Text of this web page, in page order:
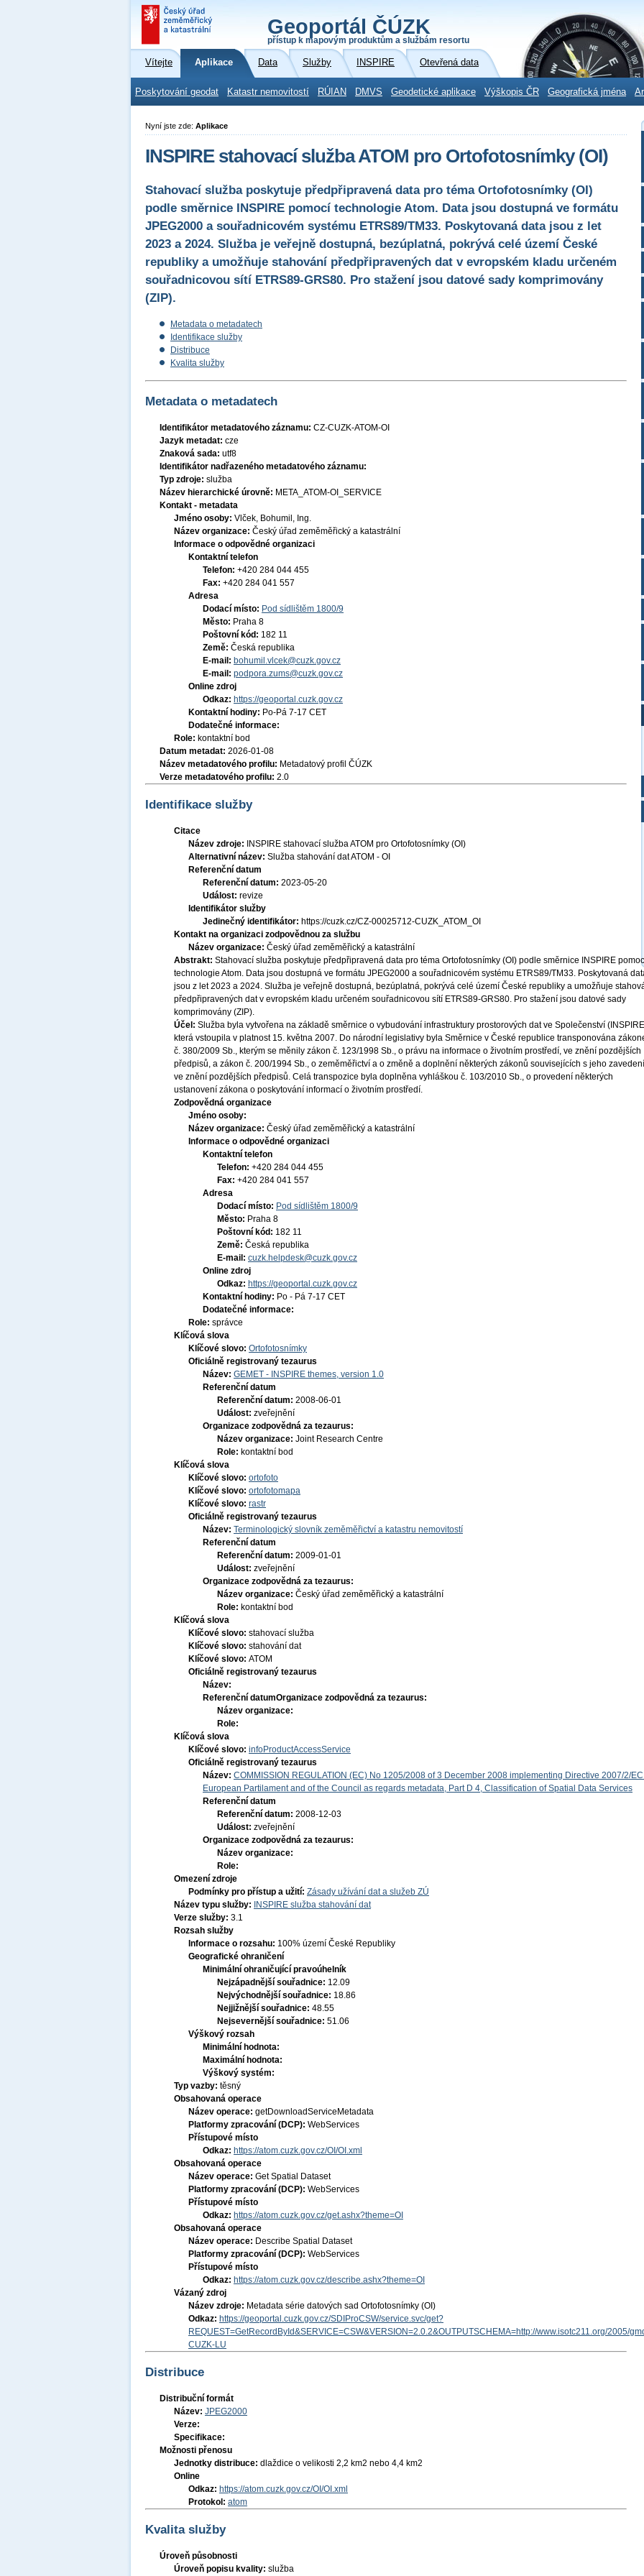
Geoportál ČÚZK
přístup k mapovým produktům a službám resortu
Vítejte Aplikace Data Služby INSPIRE Otevřená data
Poskytování geodat Katastr nemovitostí RÚIAN DMVS Geodetické aplikace Výškopis ČR Geografická jména
Nyní jste zde: Aplikace
INSPIRE stahovací služba ATOM pro Ortofotosnímky (OI)
Stahovací služba poskytuje předpřipravená data pro téma Ortofotosnímky (OI)
podle směrnice INSPIRE pomocí technologie Atom. Data jsou dostupná ve formátu
JPEG2000 a souřadnicovém systému ETRS89/TM33. Poskytovaná data jsou z let
2023 a 2024. Služba je veřejně dostupná, bezúplatná, pokrývá celé území České
republiky a umožňuje stahování předpřipravených dat v evropském kladu určeném
souřadnicovou sítí ETRS89-GRS80. Pro stažení jsou datové sady komprimovány
(ZIP).
Metadata o metadatech
Identifikace služby
Distribuce
Kvalita služby
Metadata o metadatech
Identifikátor metadatového záznamu: CZ-CUZK-ATOM-OI
Jazyk metadat: cze
Znaková sada: utf8
Identifikátor nadřazeného metadatového záznamu:
Typ zdroje: služba
Název hierarchické úrovně: META_ATOM-OI_SERVICE
Kontakt - metadata
Jméno osoby: Vlček, Bohumil, Ing.
Název organizace: Český úřad zeměměřický a katastrální
Informace o odpovědné organizaci
Kontaktní telefon
Telefon: +420 284 044 455
Fax: +420 284 041 557
Adresa
Dodací místo: Pod sídlištěm 1800/9
Město: Praha 8
Poštovní kód: 182 11
Země: Česká republika
E-mail: bohumil.vlcek@cuzk.gov.cz
E-mail: podpora.zums@cuzk.gov.cz
Online zdroj
Odkaz: https://geoportal.cuzk.gov.cz
Kontaktní hodiny: Po-Pá 7-17 CET
Dodatečné informace:
Role: kontaktní bod
Datum metadat: 2026-01-08
Název metadatového profilu: Metadatový profil ČÚZK
Verze metadatového profilu: 2.0
Identifikace služby
Citace
Název zdroje:
INSPIRE stahovací služba ATOM pro Ortofotosnímky (OI)
Alternativní název: Služba stahování dat ATOM - OI
Referenční datum
Referenční datum: 2023-05-20
Událost: revize
Identifikátor služby
Jedinečný identifikátor: https://cuzk.cz/CZ-00025712-CUZK_ATOM_OI
Kontakt na organizaci zodpovědnou za službu
Název organizace: Český úřad zeměměřický a katastrální
Abstrakt: Stahovací služba poskytuje předpřipravená data pro téma Ortofotosnímky (OI) podle směrnice INSPIRE
technologie Atom. Data jsou dostupná ve formátu JPEG2000 a souřadnicovém systému ETRS89/TM33. Poskytovaná
jsou z let 2023 a 2024. Služba je veřejně dostupná, bezúplatná, pokrývá celé území České republiky a umožňuje
předpřipravených dat v evropském kladu určeném souřadnicovou sítí ETRS89-GRS80. Pro stažení jsou datové sady
komprimovány (ZIP).
Účel: Služba byla vytvořena na základě směrnice o vybudování infrastruktury prostorových dat ve Společenství
která vstoupila v platnost 15. května 2007. Do národní legislativy byla Směrnice v České republice transponována
č. 380/2009 Sb., kterým se měnily zákon č. 123/1998 Sb., o právu na informace o životním prostředí, ve znění pozdějších
předpisů, a zákon č. 200/1994 Sb., o zeměměřictví a o změně a doplnění některých zákonů souvisejících s jeho
ve znění pozdějších předpisů. Celá transpozice byla doplněna vyhláškou č. 103/2010 Sb., o provedení některých
ustanovení zákona o poskytování informací o životním prostředí.
Zodpovědná organizace
Jméno osoby:
Název organizace: Český úřad zeměměřický a katastrální
Informace o odpovědné organizaci
Kontaktní telefon
Telefon: +420 284 044 455
Fax: +420 284 041 557
Adresa
Dodací místo: Pod sídlištěm 1800/9
Město: Praha 8
Poštovní kód: 182 11
Země: Česká republika
E-mail: cuzk.helpdesk@cuzk.gov.cz
Online zdroj
Odkaz: https://geoportal.cuzk.gov.cz
Kontaktní hodiny: Po - Pá 7-17 CET
Dodatečné informace:
Role: správce
Klíčová slova
Klíčové slovo: Ortofotosnímky
Oficiálně registrovaný tezaurus
Název: GEMET - INSPIRE themes, version 1.0
Referenční datum
Referenční datum: 2008-06-01
Událost: zveřejnění
Organizace zodpovědná za tezaurus:
Název organizace: Joint Research Centre
Role: kontaktní bod
Klíčová slova
Klíčové slovo: ortofoto
Klíčové slovo: ortofotomapa
Klíčové slovo: rastr
Oficiálně registrovaný tezaurus
Název: Terminologický slovník zeměměřictví a katastru nemovitostí
Referenční datum
Referenční datum: 2009-01-01
Událost: zveřejnění
Organizace zodpovědná za tezaurus:
Název organizace: Český úřad zeměměřický a katastrální
Role: kontaktní bod
Klíčová slova
Klíčové slovo: stahovací služba
Klíčové slovo: stahování dat
Klíčové slovo: ATOM
Oficiálně registrovaný tezaurus
Název:
Referenční datumOrganizace zodpovědná za tezaurus:
Název organizace:
Role:
Klíčová slova
Klíčové slovo: infoProductAccessService
Oficiálně registrovaný tezaurus
Název: COMMISSION REGULATION (EC) No 1205/2008 of 3 December 2008 implementing Directive 2007/2/EC
European Partilament and of the Council as regards metadata, Part D 4, Classification of Spatial Data Services
Referenční datum
Referenční datum: 2008-12-03
Událost: zveřejnění
Organizace zodpovědná za tezaurus:
Název organizace:
Role:
Omezení zdroje
Podmínky pro přístup a užití: Zásady užívání dat a služeb ZÚ
Název typu služby:
INSPIRE služba stahování dat
Verze služby: 3.1
Rozsah služby
Informace o rozsahu: 100% území České Republiky
Geografické ohraničení
Minimální ohraničující pravoúhelník
Nejzápadnější souřadnice: 12.09
Nejvýchodnější souřadnice: 18.86
Nejjižnější souřadnice: 48.55
Nejsevernější souřadnice: 51.06
Výškový rozsah
Minimální hodnota:
Maximální hodnota:
Výškový systém:
Typ vazby: těsný
Obsahovaná operace
Název operace: getDownloadServiceMetadata
Platformy zpracování (DCP): WebServices
Přístupové místo
Odkaz: https://atom.cuzk.gov.cz/OI/OI.xml
Obsahovaná operace
Název operace: Get Spatial Dataset
Platformy zpracování (DCP): WebServices
Přístupové místo
Odkaz: https://atom.cuzk.gov.cz/get.ashx?theme=OI
Obsahovaná operace
Název operace: Describe Spatial Dataset
Platformy zpracování (DCP): WebServices
Přístupové místo
Odkaz: https://atom.cuzk.gov.cz/describe.ashx?theme=OI
Vázaný zdroj
Název zdroje: Metadata série datových sad Ortofotosnímky (OI)
Odkaz: https://geoportal.cuzk.gov.cz/SDIProCSW/service.svc/get?
REQUEST=GetRecordById&SERVICE=CSW&VERSION=2.0.2&OUTPUTSCHEMA=http://www.isotc211.org/2005/
CUZK-LU
Distribuce
Distribuční formát
Název: JPEG2000
Verze:
Specifikace:
Možnosti přenosu
Jednotky distribuce: dlaždice o velikosti 2,2 km2 nebo 4,4 km2
Online
Odkaz: https://atom.cuzk.gov.cz/OI/OI.xml
Protokol: atom
Kvalita služby
Úroveň působnosti
Úroveň popisu kvality: služba